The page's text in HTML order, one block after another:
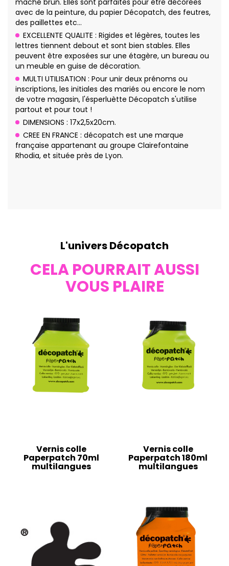
maché brun. Elles sont parfaites pour être décorées
avec de la peinture, du papier Décopatch, des feutres,
des paillettes etc…
EXCELLENTE QUALITE : Rigides et légères, toutes les
lettres tiennent debout et sont bien stables. Elles
peuvent être exposées sur une étagère, un bureau ou
un meuble en guise de décoration.
MULTI UTILISATION : Pour unir deux prénoms ou
inscriptions, les initiales des mariés ou encore le nom
de votre magasin, l'ésperluètte Décopatch s'utilise
partout et pour tout !
DIMENSIONS : 17x2,5x20cm.
CREE EN FRANCE : décopatch est une marque
française appartenant au groupe Clairefontaine
Rhodia, et située près de Lyon.
L'univers Décopatch
CELA POURRAIT AUSSI
VOUS PLAIRE
Vernis colle
Paperpatch 70ml
multilangues
Vernis colle
Paperpatch 180ml
multilangues